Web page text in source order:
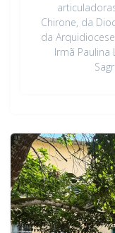
Chirone, da
da
Irmã Paulina